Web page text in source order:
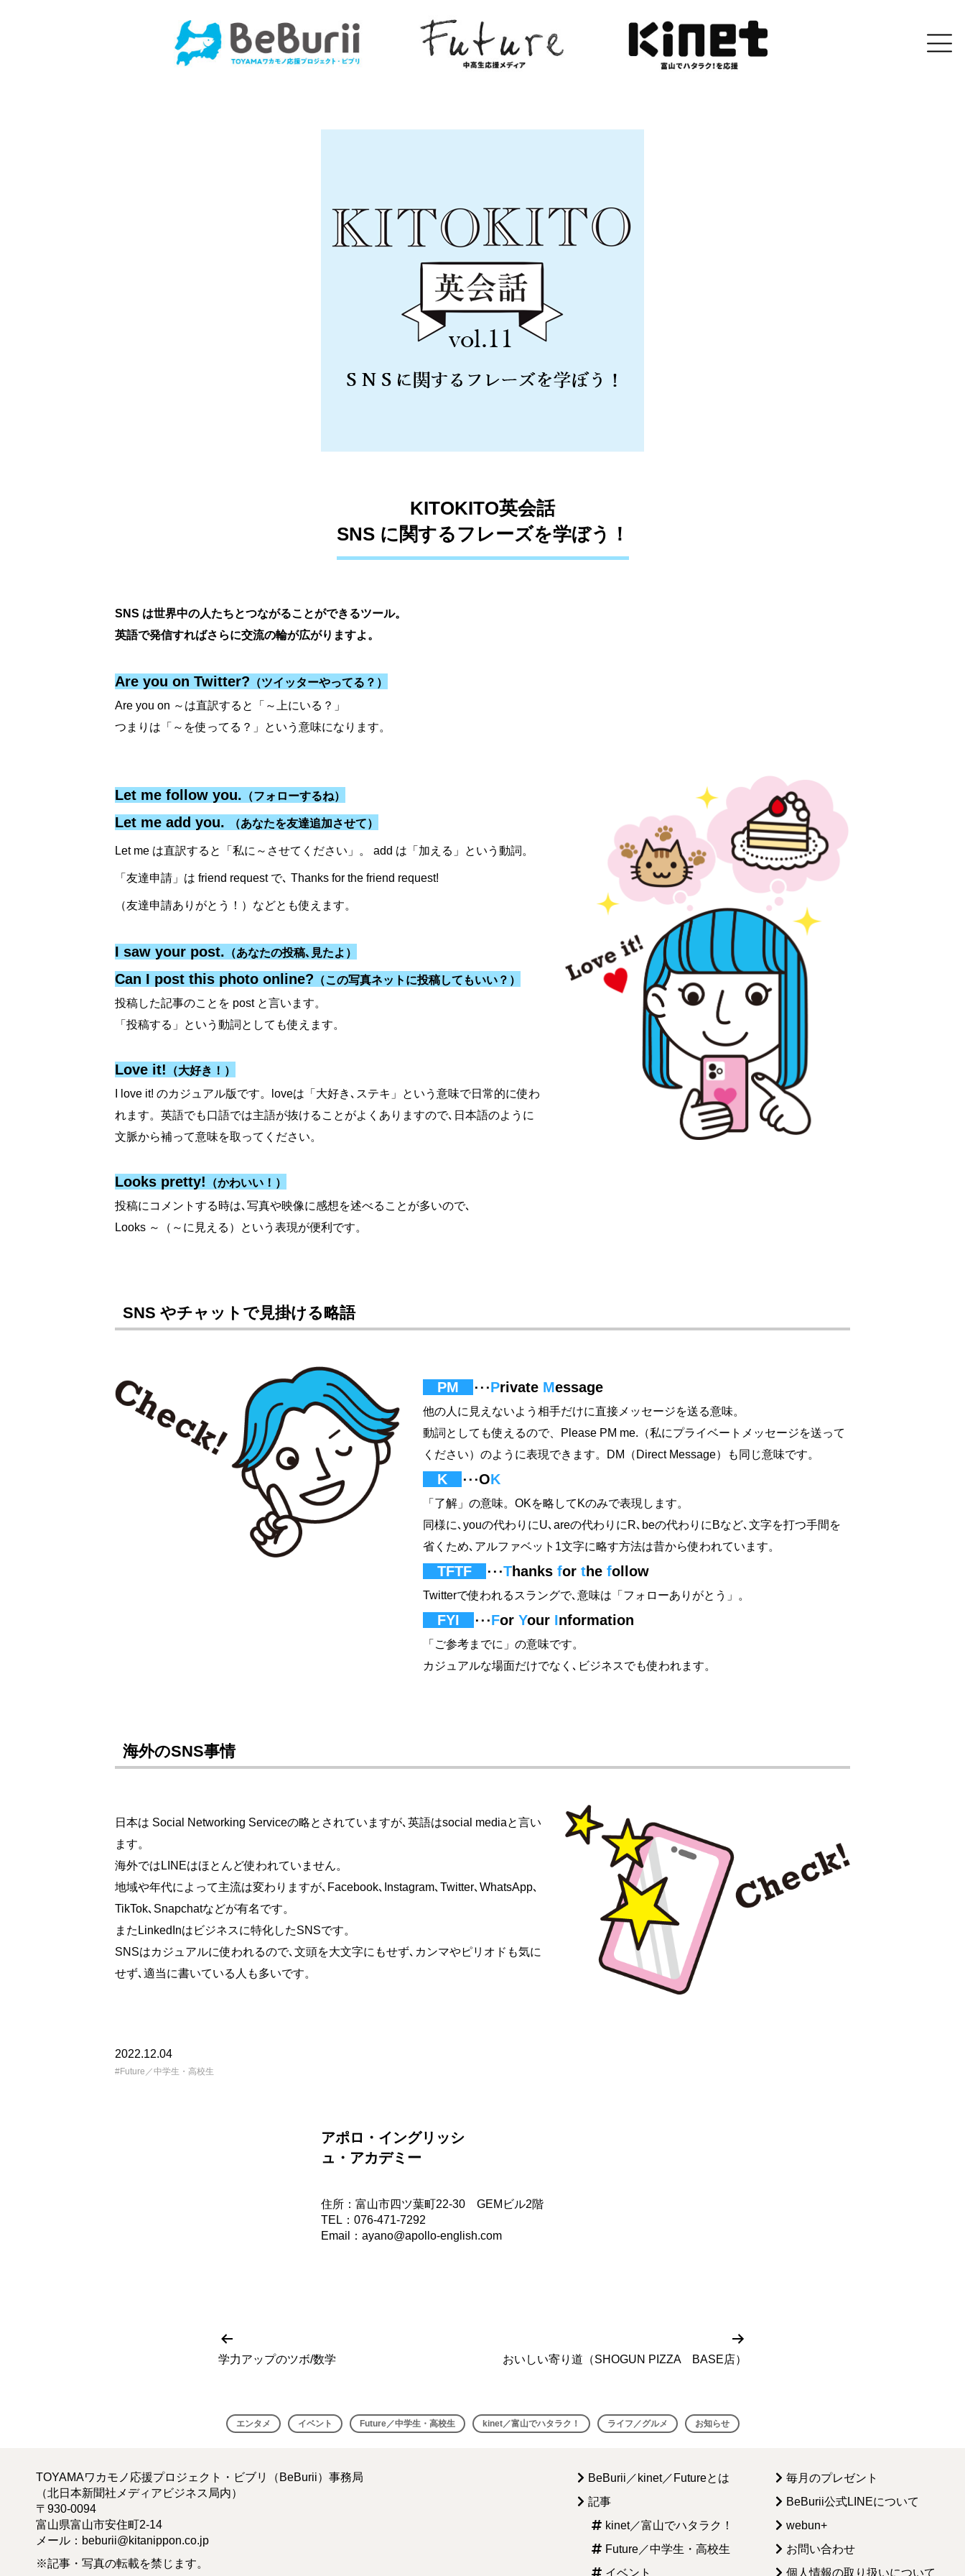
KITOKITO英会話
SNS に関するフレーズを学ぼう！
SNS は世界中の人たちとつながることができるツール。
英語で発信すればさらに交流の輪が広がりますよ。
Are you on Twitter? （ツイッターやってる？）
Are you on ～は直訳すると「～上にいる？」
つまりは「～を使ってる？」という意味になります。
Let me follow you. （フォローするね）
Let me add you. （あなたを友達追加させて）
Let me は直訳すると「私に～させてください」。 add は「加える」という動詞。
「友達申請」は friend request で､ Thanks for the friend request!
（友達申請ありがとう！）などとも使えます。
I saw your post. （あなたの投稿､見たよ）
Can I post this photo online? （この写真ネットに投稿してもいい？）
投稿した記事のことを post と言います。
「投稿する」という動詞としても使えます。
Love it!
（大好き！）
I love it! のカジュアル版です。loveは「大好き､ステキ」という意味で日常的に使わ
れます。英語でも口語では主語が抜けることがよくありますので､日本語のように
文脈から補って意味を取ってください。
Looks pretty!
（かわいい！）
投稿にコメントする時は､写真や映像に感想を述べることが多いので､
Looks ～（～に見える）という表現が便利です。
SNS やチャットで見掛ける略語
PM ･･･Private Message
他の人に見えないよう相手だけに直接メッセージを送る意味。
動詞としても使えるので、Please PM me.（私にプライベートメッセージを送って
ください）のように表現できます。DM（Direct Message）も同じ意味です。
K ･･･OK
「了解」の意味。OKを略してKのみで表現します。
同様に､youの代わりにU､areの代わりにR､beの代わりにBなど､文字を打つ手間を
省くため､アルファベット1文字に略す方法は昔から使われています。
TFTF ･･･Thanks for the follow
Twitterで使われるスラングで､意味は「フォローありがとう」。
FYI ･･･For Your Information
「ご参考までに」の意味です。
カジュアルな場面だけでなく､ビジネスでも使われます。
海外のSNS事情
日本は Social Networking Serviceの略とされていますが､英語はsocial mediaと言い
ます。
海外ではLINEはほとんど使われていません。
地域や年代によって主流は変わりますが､Facebook､Instagram､Twitter､WhatsApp､
TikTok､Snapchatなどが有名です。
またLinkedInはビジネスに特化したSNSです。
SNSはカジュアルに使われるので､文頭を大文字にもせず､カンマやピリオドも気に
せず､適当に書いている人も多いです。
2022.12.04
Future／中学生・高校生
アポロ・イングリッシ
ュ・アカデミー
住所：富山市四ツ葉町22-30 GEMビル2階
TEL：076-471-7292
Email：ayano@apollo-english.com
投
ゲ
ー
シ
の
投
学力アップのツボ/数学
次
の
投
おいしい寄り道（SHOGUN PIZZA BASE店）
エンタメ イベント Future／中学生・高校生 kinet／富山でハタラク！ ライフ／グルメ お知らせ
TOYAMAワカモノ応援プロジェクト・ビブリ（BeBurii）事務局
（北日本新聞社メディアビジネス局内）
〒930-0094
富山県富山市安住町2-14
メール： beburii@kitanippon.co.jp
※記事・写真の転載を禁じます。
BeBurii／kinet／Futureとは
記事
kinet／富山でハタラク！
Future／中学生・高校生
イベント
毎月のプレゼント
BeBurii公式LINEについて
webun+
お問い合わせ
個人情報の取り扱いについて